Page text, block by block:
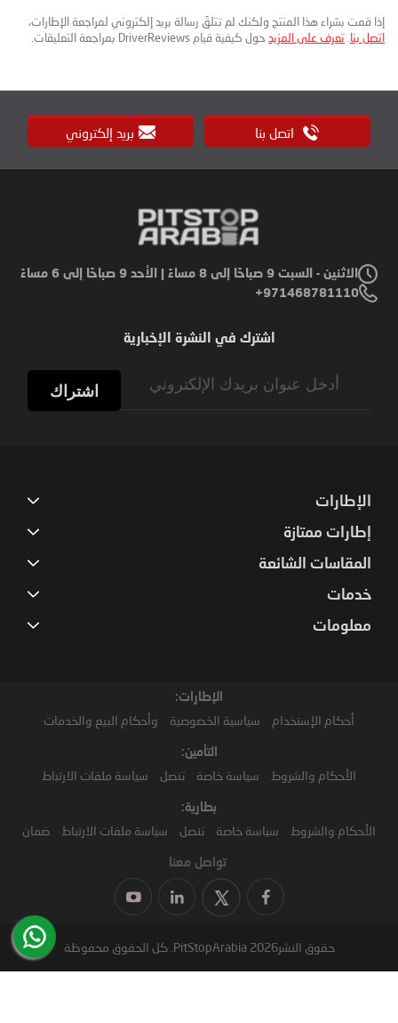
إذا قمت بشراء هذا المنتج ولكنك لم تتلقَ رسالة بريد إلكتروني لمراجعة الإطارات،
اتصل بنا تعرف على المزيد حول كيفية قيام DriverReviews بمراجعة التعليقات.
اتصل بنا بريد إلكتروني
الاثنين - السبت 9 صباحًا إلى 8 مساءً | الأحد 9 صباحًا إلى 6 مساءً
971468781110+
اشترك في النشرة الإخبارية
اشتراك
الإطارات
إطارات ممتازة
المقاسات الشائعة
خدمات
معلومات
الإطارات:
أحكام الإستخدام سياسية الخصوصية وأحكام البيع والخدمات
التأمين:
الأحكام والشروط سياسة خاصة تنصل سياسة ملفات الارتباط
بطارية:
الأحكام والشروط سياسة خاصة تنصل سياسة ملفات الارتباط ضمان
تواصل معنا
حقوق النشر2026 PitStopArabia. كل الحقوق محفوظة